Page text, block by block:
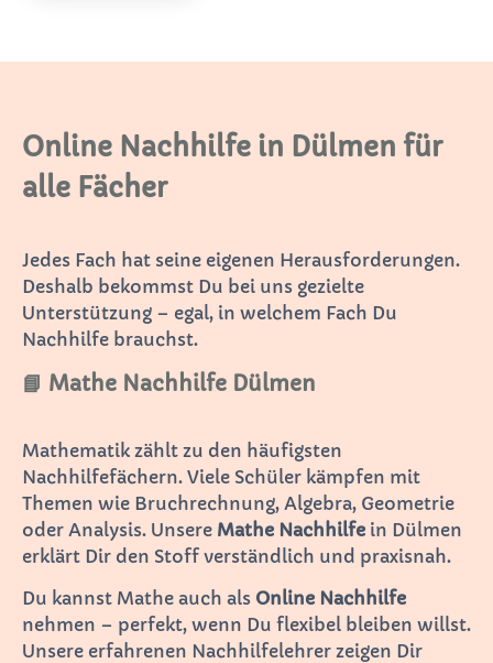
Online Nachhilfe in Dülmen für
alle Fächer
Jedes Fach hat seine eigenen Herausforderungen.
Deshalb bekommst Du bei uns gezielte
Unterstützung – egal, in welchem Fach Du
Nachhilfe brauchst.
📘 Mathe Nachhilfe Dülmen
Mathematik zählt zu den häufigsten
Nachhilfefächern. Viele Schüler kämpfen mit
Themen wie Bruchrechnung, Algebra, Geometrie
oder Analysis. Unsere Mathe Nachhilfe in Dülmen
erklärt Dir den Stoff verständlich und praxisnah.
Du kannst Mathe auch als Online Nachhilfe
nehmen – perfekt, wenn Du flexibel bleiben willst.
Unsere erfahrenen Nachhilfelehrer zeigen Dir